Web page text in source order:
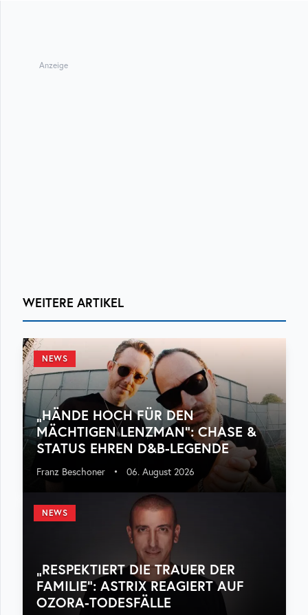
Anzeige
WEITERE ARTIKEL
NEWS
„HÄNDE HOCH FÜR DEN
MÄCHTIGEN LENZMAN“: CHASE &
STATUS EHREN D&B-LEGENDE
Franz Beschoner • 06. August 2026
NEWS
„RESPEKTIERT DIE TRAUER DER
FAMILIE“: ASTRIX REAGIERT AUF
OZORA-TODESFÄLLE